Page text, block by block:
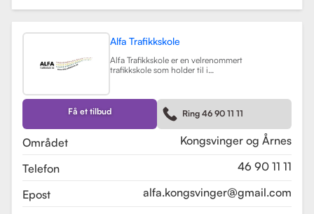
Alfa Trafikkskole
Alfa Trafikkskole er en velrenommert
trafikkskole som holder til i
kjøreopplæringen. Skolen tilbyr et
bredt spekter av tjenester, inkludert
opplæring for førerkort klasse B,
både med manuelt og automatgir.
Få et tilbud Ring 46 90 11 11
Området
Kongsvinger og Årnes
Telefon
46 90 11 11
Epost
alfa.kongsvinger@gmail.com